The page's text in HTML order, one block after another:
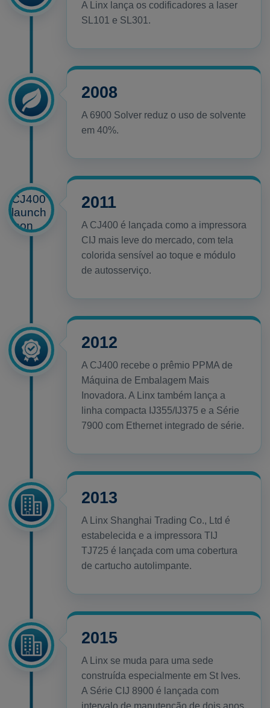
A Linx lança os codificadores a laser
SL101 e SL301.
2008
A 6900 Solver reduz o uso de solvente
em 40%.
2011
A CJ400 é lançada como a impressora
CIJ mais leve do mercado, com tela
colorida sensível ao toque e módulo
de autosserviço.
2012
A CJ400 recebe o prêmio PPMA de
Máquina de Embalagem Mais
Inovadora. A Linx também lança a
linha compacta IJ355/IJ375 e a Série
7900 com Ethernet integrado de série.
2013
A Linx Shanghai Trading Co., Ltd é
estabelecida e a impressora TIJ
TJ725 é lançada com uma cobertura
de cartucho autolimpante.
2015
A Linx se muda para uma sede
construída especialmente em St Ives.
A Série CIJ 8900 é lançada com
intervalo de manutenção de dois anos,